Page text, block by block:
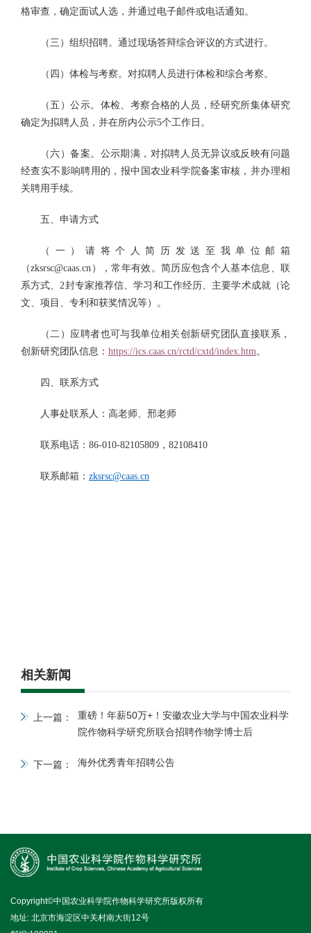
格审查，确定面试人选，并通过电子邮件或电话通知。
（三）组织招聘。通过现场答辩综合评议的方式进行。
（四）体检与考察。对拟聘人员进行体检和综合考察。
（五）公示。体检、考察合格的人员，经研究所集体研究
确定为拟聘人员，并在所内公示5个工作日。
（六）备案。公示期满，对拟聘人员无异议或反映有问题
经查实不影响聘用的，报中国农业科学院备案审核，并办理相
关聘用手续。
五、申请方式
（一）请将个人简历发送至我单位邮箱
（zksrsc@caas.cn），常年有效。简历应包含个人基本信息、联
系方式、2封专家推荐信、学习和工作经历、主要学术成就（论
文、项目、专利和获奖情况等）。
（二）应聘者也可与我单位相关创新研究团队直接联系，
创新研究团队信息： https://ics.caas.cn/rctd/cxtd/index.htm。
四、联系方式
人事处联系人：高老师、邢老师
联系电话：86-010-82105809，82108410
联系邮箱： zksrsc@caas.cn
相关新闻
上一篇：
重磅！年薪50万+！安徽农业大学与中国农业科学
院作物科学研究所联合招聘作物学博士后
下一篇： 海外优秀青年招聘公告
Copyright©中国农业科学院作物科学研究所版权所有
地址: 北京市海淀区中关村南大街12号